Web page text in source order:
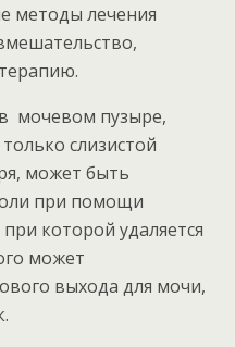
методы лечения
мочевом пузыре,
слизистой
может быть
при помощи
которой удаляется
может
выхода для мочи,